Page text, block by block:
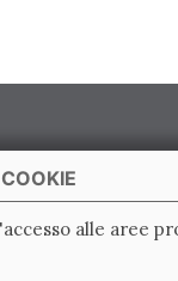
alle aree